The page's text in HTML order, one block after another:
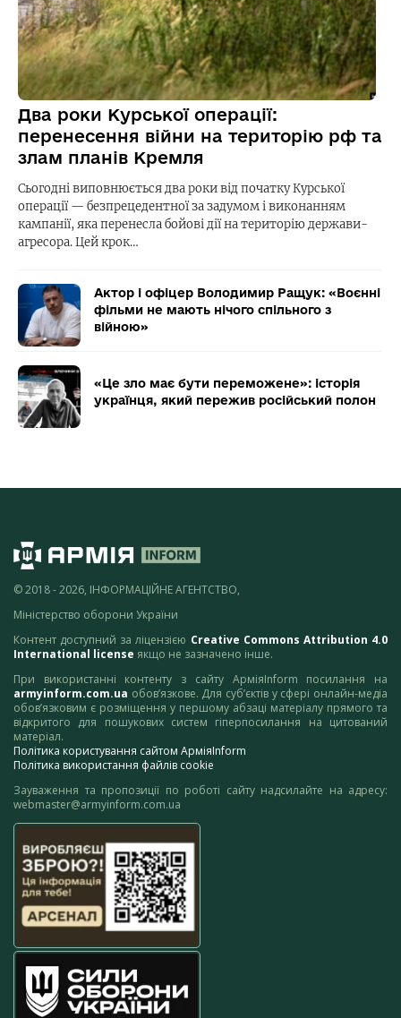
Два роки Курської операції:
перенесення війни на територію рф та
злам планів Кремля
Сьогодні виповнюється два роки від початку Курської
операції — безпрецедентної за задумом і виконанням
кампанії, яка перенесла бойові дії на територію держави-
агресора. Цей крок…
Актор і офіцер Володимир Ращук: «Воєнні
фільми не мають нічого спільного з
війною»
«Це зло має бути переможене»: історія
українця, який пережив російський полон
© 2018 - 2026, ІНФОРМАЦІЙНЕ АГЕНТСТВО,
Міністерство оборони України
Контент доступний за ліцензією Creative Commons Attribution 4.0
International license якщо не зазначено інше.
При використанні контенту з сайту АрміяInform посилання на
armyinform.com.ua обов’язкове. Для суб’єктів у сфері онлайн-медіа
обов’язковим є розміщення у першому абзаці матеріалу прямого та
відкритого для пошукових систем гіперпосилання на цитований
матеріал.
Політика користування сайтом АрміяInform
Політика використання файлів cookie
Зауваження та пропозиції по роботі сайту надсилайте на адресу:
webmaster@armyinform.com.ua